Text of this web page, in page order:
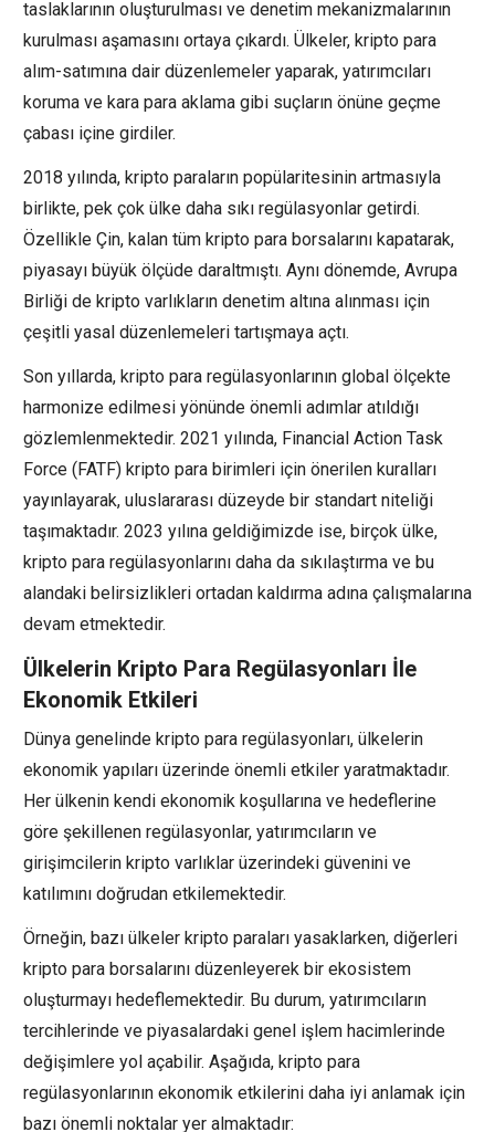
taslaklarının oluşturulması ve denetim mekanizmalarının
kurulması aşamasını ortaya çıkardı. Ülkeler, kripto para
alım-satımına dair düzenlemeler yaparak, yatırımcıları
koruma ve kara para aklama gibi suçların önüne geçme
çabası içine girdiler.
2018 yılında, kripto paraların popülaritesinin artmasıyla
birlikte, pek çok ülke daha sıkı regülasyonlar getirdi.
Özellikle Çin, kalan tüm kripto para borsalarını kapatarak,
piyasayı büyük ölçüde daraltmıştı. Aynı dönemde, Avrupa
Birliği de kripto varlıkların denetim altına alınması için
çeşitli yasal düzenlemeleri tartışmaya açtı.
Son yıllarda, kripto para regülasyonlarının global ölçekte
harmonize edilmesi yönünde önemli adımlar atıldığı
gözlemlenmektedir. 2021 yılında, Financial Action Task
Force (FATF) kripto para birimleri için önerilen kuralları
yayınlayarak, uluslararası düzeyde bir standart niteliği
taşımaktadır. 2023 yılına geldiğimizde ise, birçok ülke,
kripto para regülasyonlarını daha da sıkılaştırma ve bu
alandaki belirsizlikleri ortadan kaldırma adına çalışmalarına
devam etmektedir.
Ülkelerin Kripto Para Regülasyonları İle
Ekonomik Etkileri
Dünya genelinde kripto para regülasyonları, ülkelerin
ekonomik yapıları üzerinde önemli etkiler yaratmaktadır.
Her ülkenin kendi ekonomik koşullarına ve hedeflerine
göre şekillenen regülasyonlar, yatırımcıların ve
girişimcilerin kripto varlıklar üzerindeki güvenini ve
katılımını doğrudan etkilemektedir.
Örneğin, bazı ülkeler kripto paraları yasaklarken, diğerleri
kripto para borsalarını düzenleyerek bir ekosistem
oluşturmayı hedeflemektedir. Bu durum, yatırımcıların
tercihlerinde ve piyasalardaki genel işlem hacimlerinde
değişimlere yol açabilir. Aşağıda, kripto para
regülasyonlarının ekonomik etkilerini daha iyi anlamak için
bazı önemli noktalar yer almaktadır: